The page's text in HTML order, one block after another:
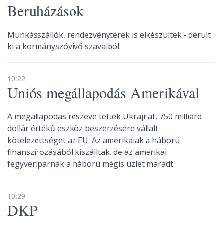
Beruházások
Munkásszállók, rendezvényterek is elkészültek - derült
ki a kormányszóvivő szavaiból.
10:22
Uniós megállapodás Amerikával
A megállapodás részévé tették Ukrajnát, 750 milliárd
dollár értékű eszköz beszerzésére vállalt
kötelezettséget az EU. Az amerikaiak a háború
finanszírozásából kiszálltak, de az amerikai
fegyveriparnak a háború mégis üzlet maradt.
10:29
DKP